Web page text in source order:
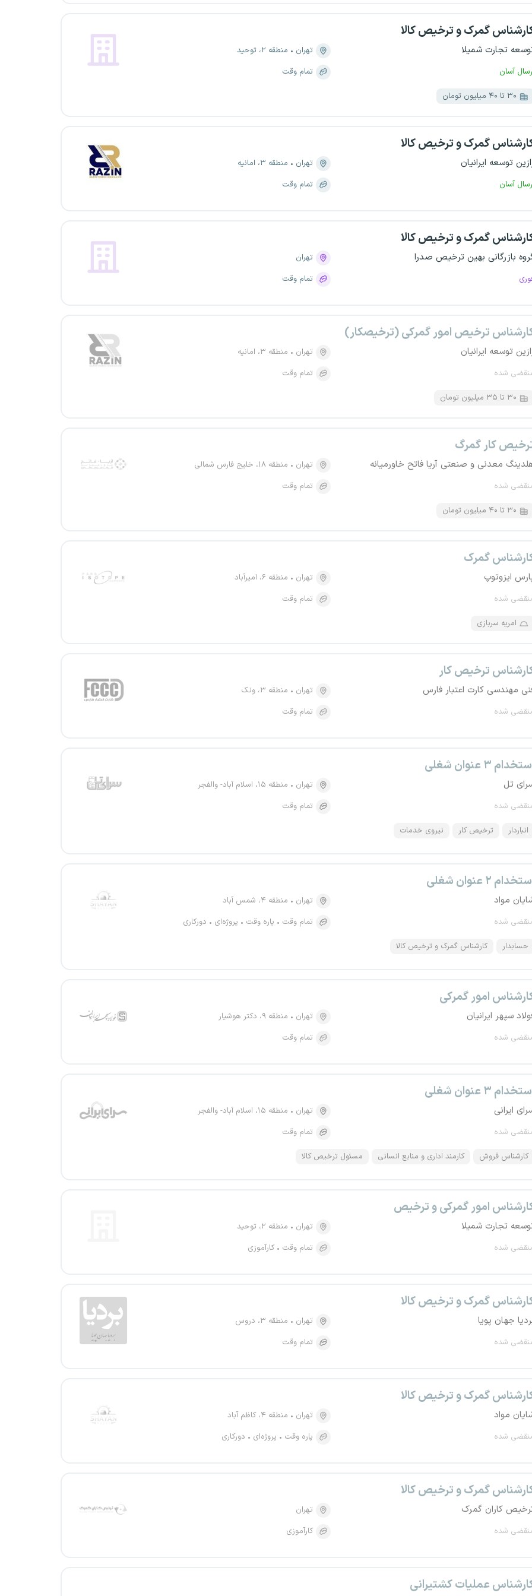
گمرک و ترخیص کالا
تجارت شمیلا
آسان
تهران
منطقه ۲، توحید
تمام وقت
۳۰ تا ۴۰ میلیون تومان
گمرک و ترخیص کالا
توسعه ایرانیان
آسان
تهران
منطقه ۳، امانیه
تمام وقت
گمرک و ترخیص کالا
بازرگانی بهین ترخیص صدرا
تهران
تمام وقت
ترخیص امور گمرکی (ترخیصکار)
توسعه ایرانیان
شده
تهران
منطقه ۳، امانیه
تمام وقت
۳۰ تا ۳۵ میلیون تومان
کار گمرگ
معدنی و صنعتی آریا فاتح خاورمیانه
شده
تهران
منطقه ۱۸، خلیج فارس شمالی
تمام وقت
۳۰ تا ۴۰ میلیون تومان
گمرک
ایزوتوپ
شده
تهران
منطقه ۶، امیرآباد
تمام وقت
امریه سربازی
ترخیص کار
مهندسی کارت اعتبار فارس
شده
تهران
منطقه ۳، ونک
تمام وقت
۳ عنوان شغلی
تل
شده
تهران
منطقه ۱۵، اسلام آباد- والفجر
تمام وقت
انباردار ترخیص کار نیروی خدمات
۲ عنوان شغلی
مواد
شده
تهران
منطقه ۴، شمس آباد
تمام وقت
پاره وقت پروژه‌ای دورکاری
حسابدار کارشناس گمرک و ترخیص کالا
امور گمرکی
سپهر ایرانیان
شده
تهران
منطقه ۹، دکتر هوشیار
تمام وقت
۳ عنوان شغلی
ایرانی
شده
تهران
منطقه ۱۵، اسلام آباد- والفجر
تمام وقت
کارشناس فروش کارمند اداری و منابع انسانی مسئول ترخیص کالا
امور گمرکی و ترخیص
تجارت شمیلا
شده
تهران
منطقه ۲، توحید
تمام وقت
کارآموزی
گمرک و ترخیص کالا
جهان پویا
شده
تهران
منطقه ۳، دروس
تمام وقت
گمرک و ترخیص کالا
مواد
شده
تهران
منطقه ۴، کاظم آباد
پاره وقت
پروژه‌ای دورکاری
گمرک و ترخیص کالا
کاران گمرک
شده
تهران
کارآموزی
عملیات کشتیرانی